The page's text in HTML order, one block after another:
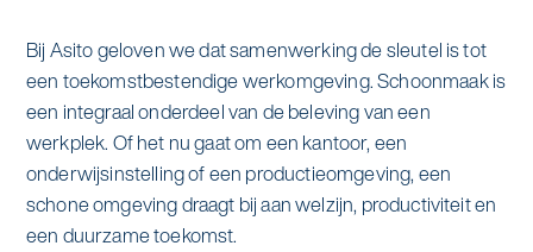
Bij Asito geloven we dat samenwerking de sleutel is tot
een toekomstbestendige werkomgeving. Schoonmaak is
een integraal onderdeel van de beleving van een
werkplek. Of het nu gaat om een kantoor, een
onderwijsinstelling of een productieomgeving, een
schone omgeving draagt bij aan welzijn, productiviteit en
een duurzame toekomst.